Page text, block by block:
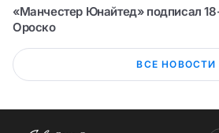
«Манчестер Юнайтед» подписал
Ороско
ВСЕ НОВОСТИ